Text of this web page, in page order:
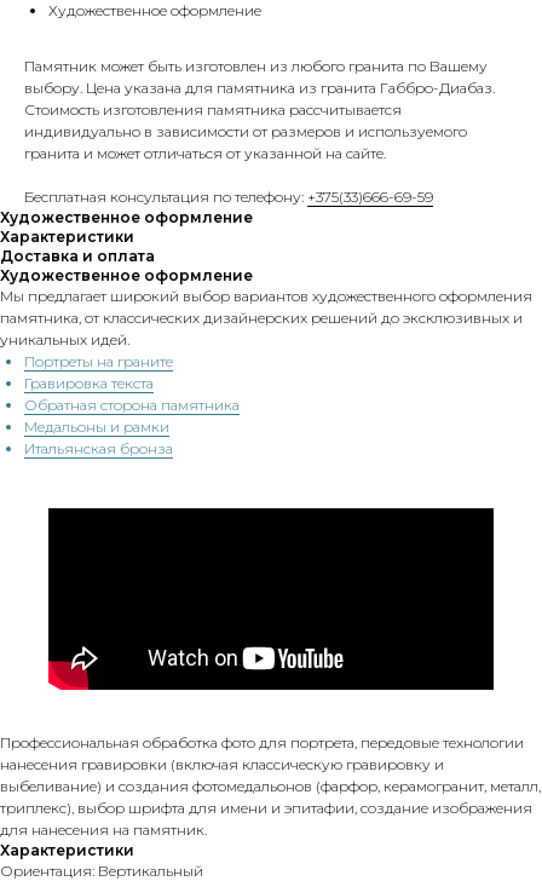
Художественное оформление
Памятник может быть изготовлен из любого гранита по Вашему
выбору. Цена указана для памятника из гранита Габбро-Диабаз.
Стоимость изготовления памятника рассчитывается
индивидуально в зависимости от размеров и используемого
гранита и может отличаться от указанной на сайте.
Бесплатная консультация по телефону: +375(33)666-69-59
Художественное оформление
Характеристики
Доставка и оплата
Художественное оформление
Мы предлагает широкий выбор вариантов художественного оформления
памятника, от классических дизайнерских решений до эксклюзивных и
уникальных идей.
Портреты на граните
Гравировка текста
Обратная сторона памятника
Медальоны и рамки
Итальянская бронза
Профессиональная обработка фото для портрета, передовые технологии
нанесения гравировки (включая классическую гравировку и
выбеливание) и создания фотомедальонов (фарфор, керамогранит, металл,
триплекс), выбор шрифта для имени и эпитафии, создание изображения
для нанесения на памятник.
Характеристики
Ориентация: Вертикальный